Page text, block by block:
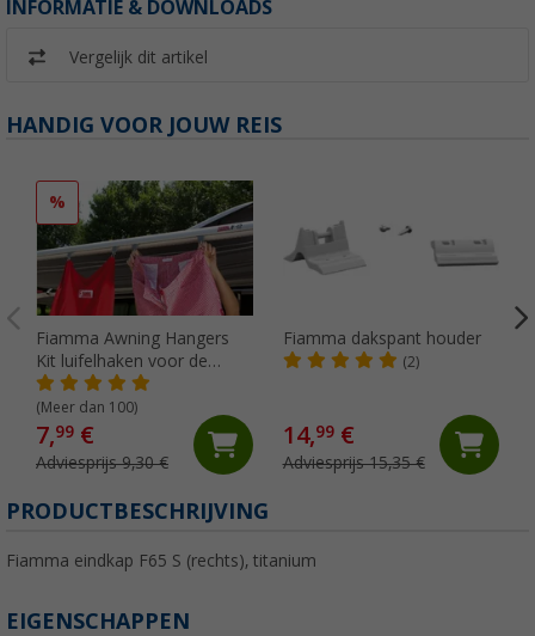
INFORMATIE & DOWNLOADS
Vergelijk dit artikel
HANDIG VOOR JOUW REIS
%
Fiamma Awning Hangers
Kit luifelhaken voor de
peesgeleider
(Meer dan 100)
7,99 €
Adviesprijs 9,30 €
Fiamma dakspant houder
(2)
14,99€
Adviesprijs 15,35 €
PRODUCTBESCHRIJVING
Fiamma eindkap F65 S (rechts), titanium
EIGENSCHAPPEN